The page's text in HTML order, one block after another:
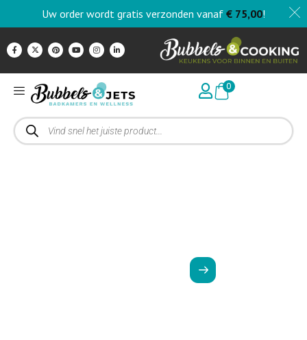
Uw order wordt gratis verzonden vanaf € 75,00!
0